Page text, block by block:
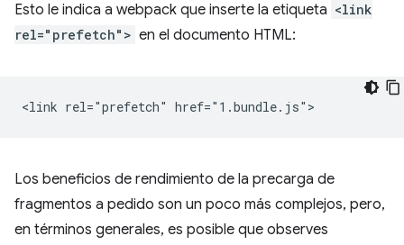
Esto le indica a webpack que inserte la etiqueta <link
rel="prefetch"> en el documento HTML:
Los beneficios de rendimiento de la precarga de
fragmentos a pedido son un poco más complejos, pero,
en términos generales, es posible que observes